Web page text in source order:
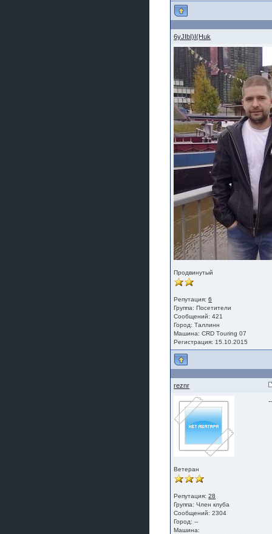
6yJIbI)I(Huk
Продвинутый
Репутация:6
Группа:Посетители
Сообщений: 421
Город: Таллинн
Машина: СRD Тouring 07
Регистрация: 15.10.2015
reznr
Ветеран
Репутация:28
Группа:Член клуба
Сообщений: 2304
Город: --
Машина: